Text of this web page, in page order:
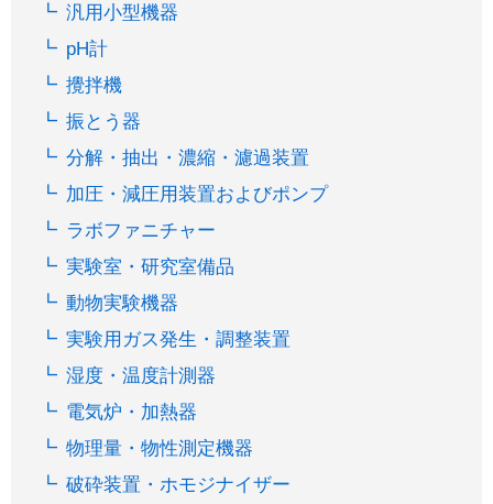
汎用小型機器
pH計
攪拌機
振とう器
分解・抽出・濃縮・濾過装置
加圧・減圧用装置およびポンプ
ラボファニチャー
実験室・研究室備品
動物実験機器
実験用ガス発生・調整装置
湿度・温度計測器
電気炉・加熱器
物理量・物性測定機器
破砕装置・ホモジナイザー